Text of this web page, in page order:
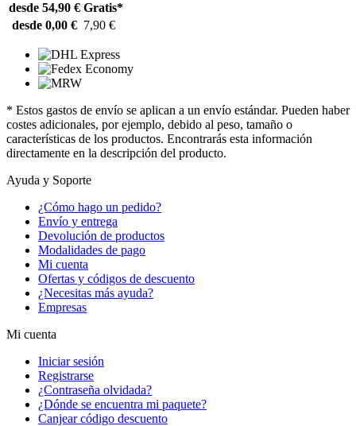
desde 54,90 € Gratis*
desde 0,00 € 7,90 €
* Estos gastos de envío se aplican a un envío estándar. Pueden haber
costes adicionales, por ejemplo, debido al peso, tamaño o
características de los productos. Encontrarás esta información
directamente en la descripción del producto.
Ayuda y Soporte
¿Cómo hago un pedido?
Envío y entrega
Devolución de productos
Modalidades de pago
Mi cuenta
Ofertas y códigos de descuento
¿Necesitas más ayuda?
Empresas
Mi cuenta
Iniciar sesión
Registrarse
¿Contraseña olvidada?
¿Dónde se encuentra mi paquete?
Canjear código descuento